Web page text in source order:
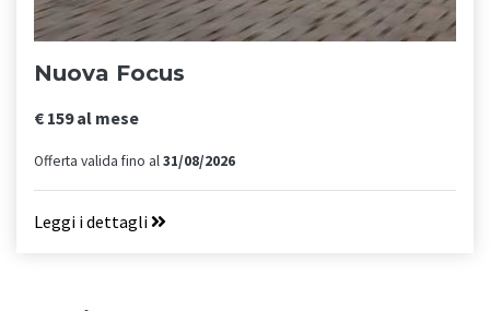
Nuova Focus
€ 159 al mese
Offerta valida fino al31/08/2026
Leggi i dettagli